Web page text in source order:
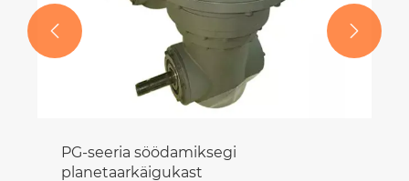
PG-seeria söödamiksegi
planetaarkäigukast
 